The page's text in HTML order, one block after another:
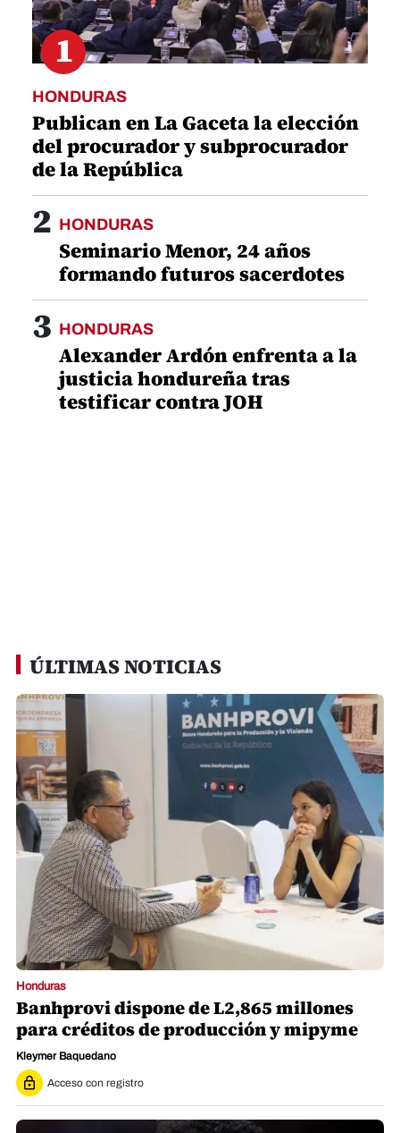
1
HONDURAS
Publican en La Gaceta la elección
del procurador y subprocurador
de la República
2 HONDURAS
Seminario Menor, 24 años
formando futuros sacerdotes
3 HONDURAS
Alexander Ardón enfrenta a la
justicia hondureña tras
testificar contra JOH
ÚLTIMAS NOTICIAS
Honduras
Banhprovi dispone de L2,865 millones
para créditos de producción y mipyme
Kleymer Baquedano
Acceso con registro